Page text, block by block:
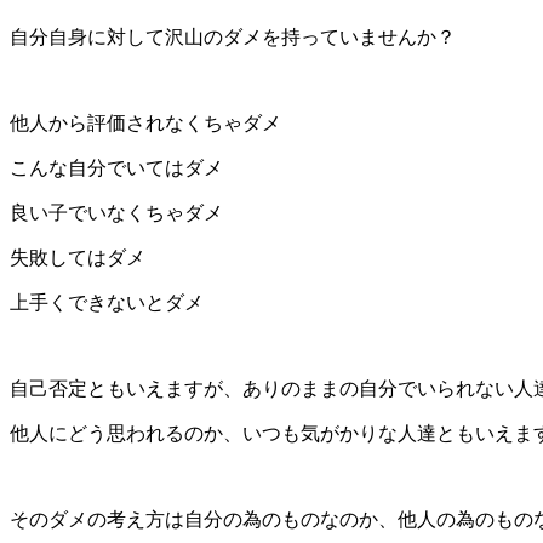
自分自身に対して沢山のダメを持っていませんか？
他人から評価されなくちゃダメ
こんな自分でいてはダメ
良い子でいなくちゃダメ
失敗してはダメ
上手くできないとダメ
自己否定ともいえますが、ありのままの自分でいられない人
他人にどう思われるのか、いつも気がかりな人達ともいえま
そのダメの考え方は自分の為のものなのか、他人の為のもの